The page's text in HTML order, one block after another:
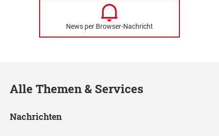
News per Browser-Nachricht
Alle Themen & Services
Nachrichten